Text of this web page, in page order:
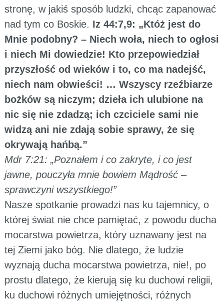
stronę, w jakiś sposób ludzki, chcąc zapanować
nad tym co Boskie. Iz 44:7,9: „Któż jest do
Mnie podobny? – Niech woła, niech to ogłosi
i niech Mi dowiedzie! Kto przepowiedział
przyszłość od wieków i to, co ma nadejść,
niech nam obwieści! … Wszyscy rzeźbiarze
bożków są niczym; dzieła ich ulubione na
nic się nie zdadzą; ich czciciele sami nie
widzą ani nie zdają sobie sprawy, że się
okrywają hańbą.”
Mdr 7:21: „Poznałem i co zakryte, i co jest
jawne, pouczyła mnie bowiem Mądrość –
sprawczyni wszystkiego!”
Nasze spotkanie prowadzi nas ku tajemnicy, o
której świat nie chce pamiętać, z powodu ducha
mocarstwa powietrza, który uznawany jest na
tej Ziemi jako bóg. Nie dlatego, że ludzie
wyznają ducha mocarstwa powietrza, nie!, po
prostu dlatego, że kierują się ku duchowi religii,
ku duchowi różnych umiejętności, różnych